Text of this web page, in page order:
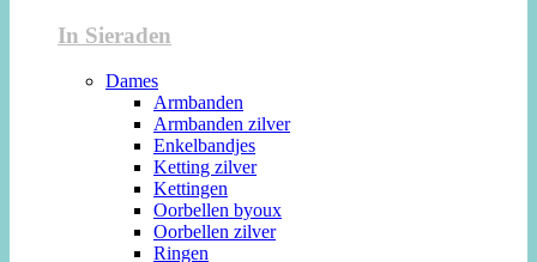
In Sieraden
Dames
Armbanden
Armbanden zilver
Enkelbandjes
Ketting zilver
Kettingen
Oorbellen byoux
Oorbellen zilver
Ringen